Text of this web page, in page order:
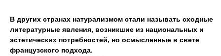
В других странах натурализмом стали называть сходные
литературные явления, возникшие из национальных и
эстетических потребностей, но осмысленные в свете
французского подхода.